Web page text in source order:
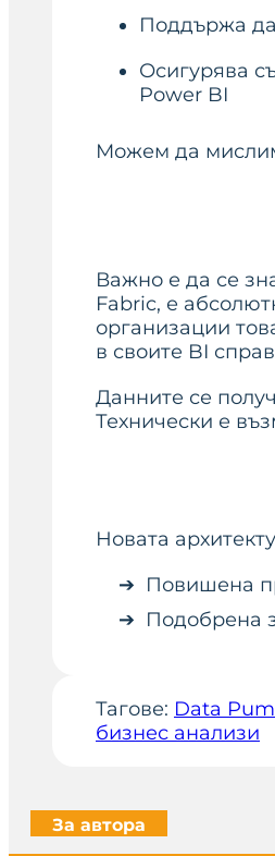
Поддържа
Осигурява
Power BI
Можем да мислим
Важно е да се
Fabric, е
организации
в своите BI
Данните се
Технически е
Новата
Повишена
Подобрена
Тагове: Data
бизнес анализи
За автора